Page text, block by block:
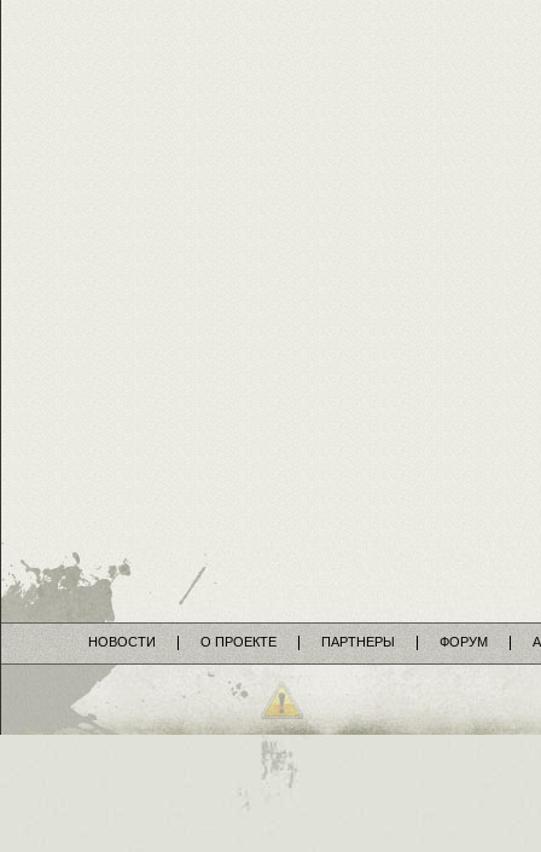
НОВОСТИ О ПРОЕКТЕ ПАРТНЕРЫ ФОРУМ